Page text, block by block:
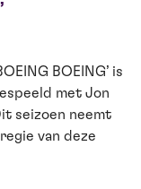
BOEING’ is
met Jon
seizoen neemt
van deze